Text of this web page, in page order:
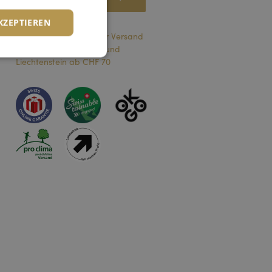
Onlineshop: Kostenloser Versand
innerhalb der Schweiz und
Liechtenstein ab CHF 70
und die
werden.
Verwendung